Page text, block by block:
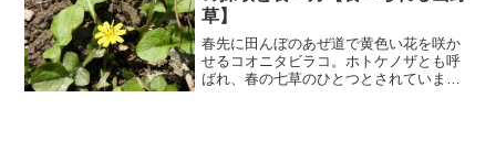
草】
春先に田んぼのあぜ道で黄色い花を咲か
せるコオニタビラコ。ホトケノザとも呼
ばれ、春の七草のひとつとされていま